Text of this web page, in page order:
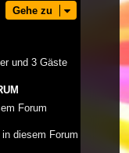
Gehe zu
und 3 Gäste
Forum
diesem Forum